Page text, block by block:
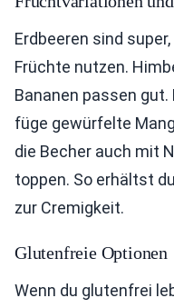
Erdbeeren sind
Früchte nutzen.
Bananen passen gut.
füge gewürfelte
die Becher auch mit
toppen. So erhältst
zur Cremigkeit.
Glutenfreie Optionen
Wenn du glutenfrei